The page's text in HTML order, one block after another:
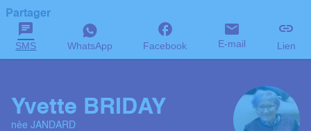
Partager
SMS WhatsApp Facebook E-mail Lien
Yvette BRIDAY
née JANDARD